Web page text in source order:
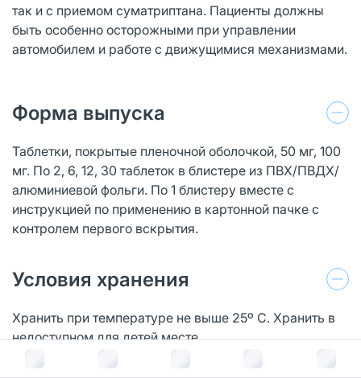
так и с приемом суматриптана. Пациенты должны
быть особенно осторожными при управлении
автомобилем и работе с движущимися механизмами.
Форма выпуска
Таблетки, покрытые пленочной оболочкой, 50 мг, 100
мг. По 2, 6, 12, 30 таблеток в блистере из ПВХ/ПВДХ/
алюминиевой фольги. По 1 блистеру вместе с
инструкцией по применению в картонной пачке с
контролем первого вскрытия.
Условия хранения
Хранить при температуре не выше 25º С. Хранить в
недоступном для детей месте.